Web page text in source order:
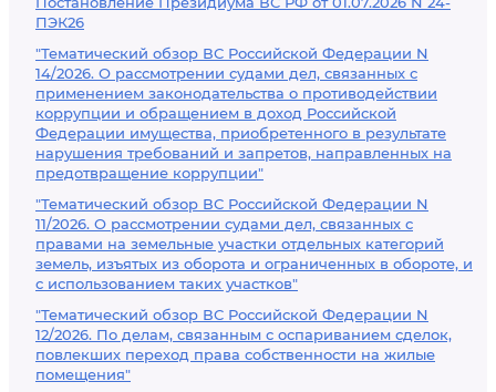
ПЭК26
"Тематический обзор ВС Российской Федерации N
14/2026. О рассмотрении судами дел, связанных с
применением законодательства о противодействии
коррупции и обращением в доход Российской
Федерации имущества, приобретенного в результате
нарушения требований и запретов, направленных на
предотвращение коррупции"
"Тематический обзор ВС Российской Федерации N
11/2026. О рассмотрении судами дел, связанных с
правами на земельные участки отдельных категорий
земель, изъятых из оборота и ограниченных в обороте, и
с использованием таких участков"
"Тематический обзор ВС Российской Федерации N
12/2026. По делам, связанным с оспариванием сделок,
повлекших переход права собственности на жилые
помещения"